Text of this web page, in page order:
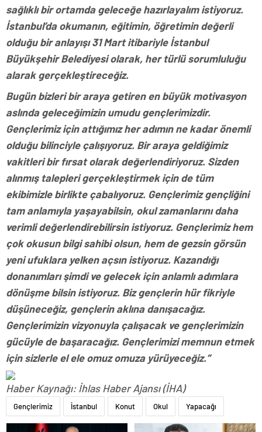
sağlıklı bir ortamda geleceğe hazırlayalım istiyoruz.
İstanbul’da okumanın, eğitimin, öğretimin değerli
olduğu bir anlayışı 31 Mart itibariyle İstanbul
Büyükşehir Belediyesi olarak, her türlü sorumluluğu
alarak gerçekleştireceğiz.
Bugün bizleri bir araya getiren en büyük motivasyon
aslında geleceğimizin umudu gençlerimizdir.
Gençlerimiz için attığımız her adımın ne kadar önemli
olduğu bilinciyle çalışıyoruz. Bir araya geldiğimiz
vakitleri bir fırsat olarak değerlendiriyoruz. Sizden
alınmış talepleri gerçekleştirmek için de tüm
ekibimizle birlikte çabalıyoruz. Gençlerimiz gençliğini
tam anlamıyla yaşayabilsin, okul zamanlarını daha
verimli değerlendirebilirsin istiyoruz. Gençlerimiz hem
çok okusun bilgi sahibi olsun, hem de gezsin görsün
yeni ufuklara yelken açsın istiyoruz. Kazandığı
donanımları şimdi ve gelecek için anlamlı adımlara
dönüşme bilsin istiyoruz. Biz gençlerin hür fikriyle
düşüneceğiz, gençlerin aklına danışacağız.
Gençlerimizin vizyonuyla çalışacak ve gençlerimizin
gücüyle de başaracağız. Gençlerimizi memnun etmek
için sizlerle el ele omuz omuza yürüyeceğiz.”
Haber Kaynağı: İhlas Haber Ajansı (İHA)
Gençlerimiz İstanbul Konut Okul Yapacağı